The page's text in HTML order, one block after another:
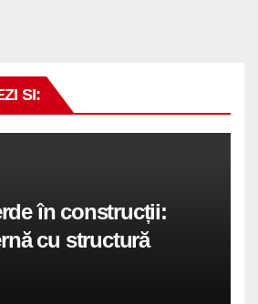
SI:
în construcții:
cu structură